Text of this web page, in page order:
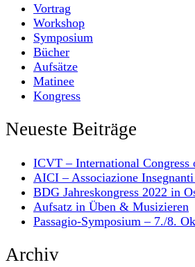
Vortrag
Workshop
Symposium
Bücher
Aufsätze
Matinee
Kongress
Neueste Beiträge
ICVT – International Congress
AICI – Associazione
BDG Jahreskongress 2022 in
Aufsatz in Üben & Musizieren
Passagio-Symposium – 7./8.
Archiv